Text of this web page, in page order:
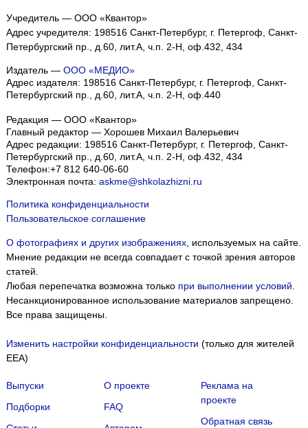
Учредитель — ООО «Квантор»
Адрес учредителя: 198516 Санкт-Петербург, г. Петергоф, Санкт-
Петербургский пр., д.60, лит.А, ч.п. 2-Н, оф.432, 434
Издатель — ООО «МЕДИО»
Адрес издателя: 198516 Санкт-Петербург, г. Петергоф, Санкт-
Петербургский пр., д.60, лит.А, ч.п. 2-Н, оф.440
Редакция — ООО «Квантор»
Главный редактор — Хорошев Михаил Валерьевич
Адрес редакции: 198516 Санкт-Петербург, г. Петергоф Санкт-
Петербургский пр., д.60, лит.А, ч.п. 2-Н, оф.432, 434
Телефон:+7 812 640-06-60
Электронная почта: askme@shkolazhizni.ru
Политика конфиденциальности
Пользовательское соглашение
О фотографиях и других изображениях, используемых на сайте.
Мнение редакции не всегда совпадает с точкой зрения авторов
статей.
Любая перепечатка возможна только при выполнении условий
Несанкционированное использование материалов запрещено.
Все права защищены.
Изменить настройки конфиденциальности (только для жителей
EEA)
Выпуски
Подборки
О проекте
FAQ
Реклама на
проекте
Обратная связь